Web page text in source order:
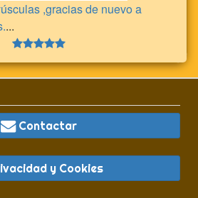
,gracias de nuevo a
...
Contactar
y Cookies